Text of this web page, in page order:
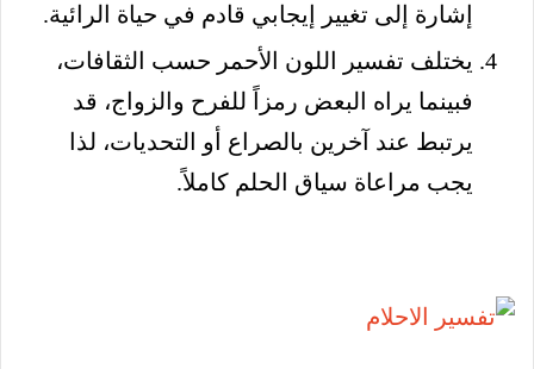
إشارة إلى تغيير إيجابي قادم في حياة الرائية.
يختلف تفسير اللون الأحمر حسب الثقافات،
فبينما يراه البعض رمزاً للفرح والزواج، قد
يرتبط عند آخرين بالصراع أو التحديات، لذا
يجب مراعاة سياق الحلم كاملاً.